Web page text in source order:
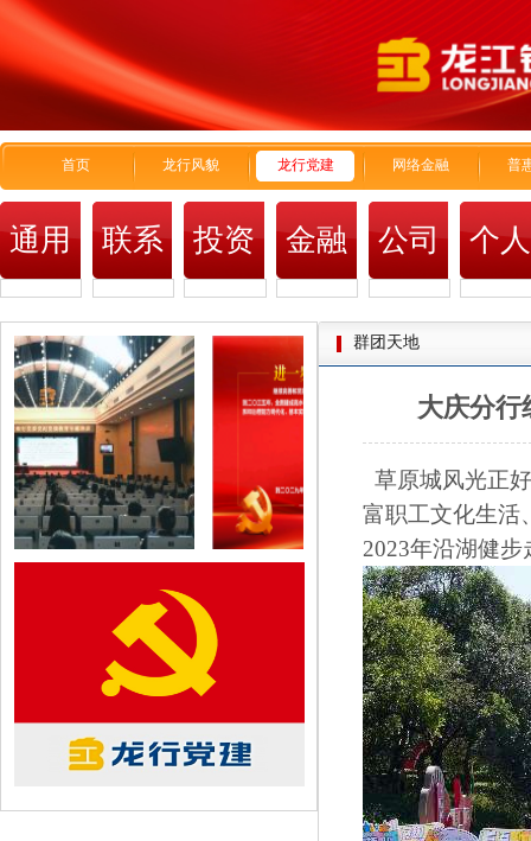
首页 龙行风貌 龙行党建 网络金融 普
通用 联系
我们
投资
者关
系
金融
市场
公司
金融
个人
金融
群团天地
大庆分行
草原城风光正
富职工文化生活
2023年沿湖健